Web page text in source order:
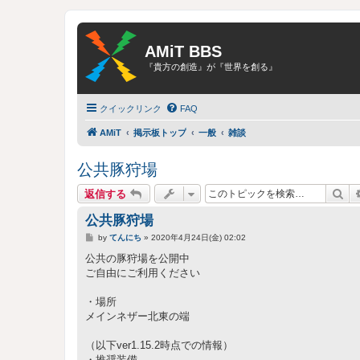
AMiT BBS
『貴方の創造』が『世界を創る』
クイックリンク FAQ
AMiT 掲示板トップ 一般 雑談
公共豚狩場
返信する
公共豚狩場
投
記
事
by てんにち » 2020年4月24日(金) 02:02
公共の豚狩場を公開中
ご自由にご利用ください
・場所
メインネザー北東の端
（以下ver1.15.2時点での情報）